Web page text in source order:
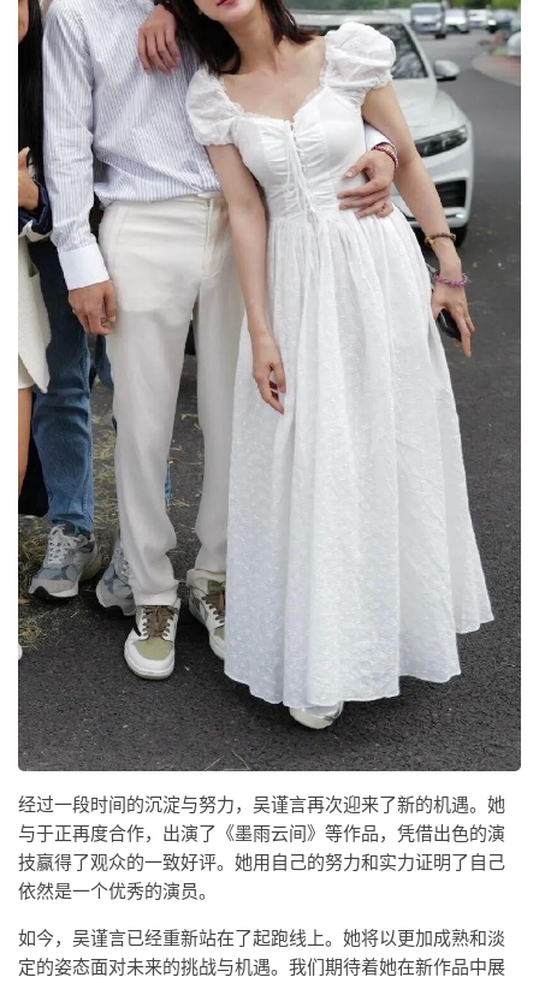
经过一段时间的沉淀与努力，吴谨言再次迎来了新的机遇。她
与于正再度合作，出演了《墨雨云间》等作品，凭借出色的演
技赢得了观众的一致好评。她用自己的努力和实力证明了自己
依然是一个优秀的演员。
如今，吴谨言已经重新站在了起跑线上。她将以更加成熟和淡
定的姿态面对未来的挑战与机遇。我们期待着她在新作品中展